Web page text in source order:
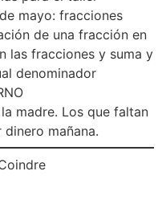
mayo: fracciones
de una fracción en
las fracciones y suma y
denominador
madre. Los que faltan
mañana.